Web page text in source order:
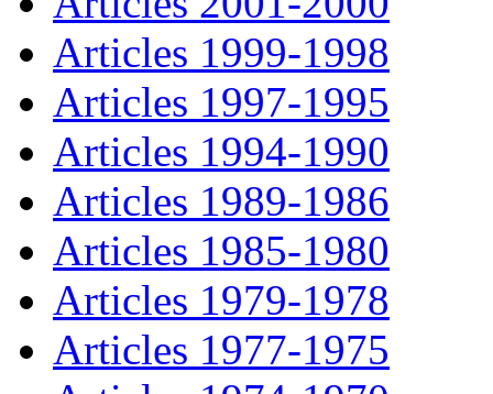
Articles 1999-1998
Articles 1997-1995
Articles 1994-1990
Articles 1989-1986
Articles 1985-1980
Articles 1979-1978
Articles 1977-1975